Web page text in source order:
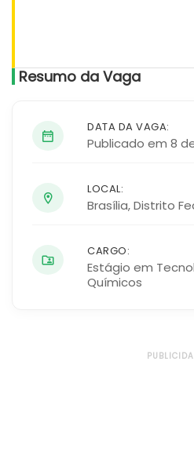
Resumo da Vaga
DATA DA VAGA:
Publicado em 8
LOCAL:
Brasília,Distrito
CARGO:
Estágio em
Químicos